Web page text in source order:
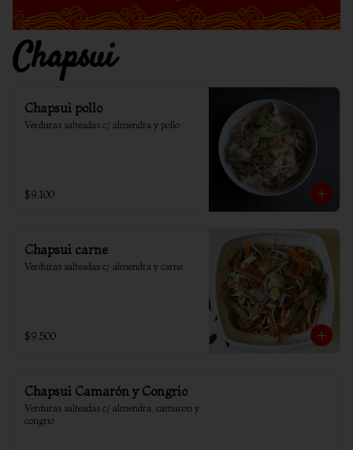
Chapsui
Chapsui pollo
Verduras salteadas c/ almendra y pollo
$9.100
Chapsui carne
Verduras salteadas c/ almendra y carne
$9.500
Chapsui Camarón y Congrio
Verduras salteadas c/ almendra, camaron y
congrio